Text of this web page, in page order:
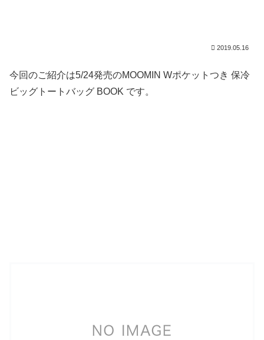
2019.05.16
今回のご紹介は5/24発売のMOOMIN Wポケットつき 保冷
ビッグトートバッグ BOOK です。